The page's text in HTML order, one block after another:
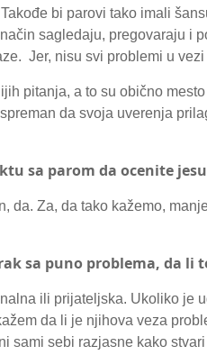
bi parovi tako imali
sagledaju, pregovaraju i
Jer, nisu svi problemi u
pitanja, a to su obično
da svoja uverenja
sa parom da ocenite
da. Za, da tako kažemo,
sa puno problema, da li
ili prijateljska. Ukoliko je
da li je njihova veza
sami sebi razjasne kako